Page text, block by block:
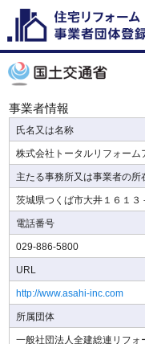
事業者情報
氏名又は名称
株式会社トータルリフォーム
主たる事務所又は事業者の所
茨城県つくば市大井１６１３
電話番号
029-886-5800
URL
http://www.asahi-inc.com
所属団体
一般社団法人全建総連リフォ